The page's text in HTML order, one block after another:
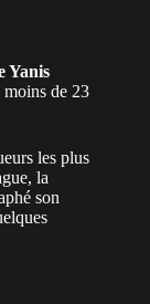
Yanis
moins de 23
les plus
la
son